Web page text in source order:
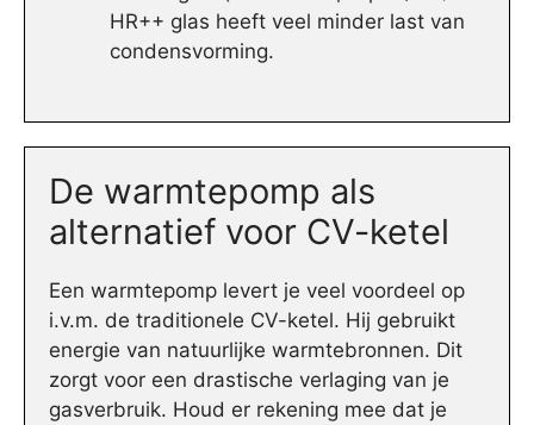
HR++ glas heeft veel minder last van
condensvorming.
De warmtepomp als
alternatief voor CV-ketel
Een warmtepomp levert je veel voordeel op
i.v.m. de traditionele CV-ketel. Hij gebruikt
energie van natuurlijke warmtebronnen. Dit
zorgt voor een drastische verlaging van je
gasverbruik. Houd er rekening mee dat je